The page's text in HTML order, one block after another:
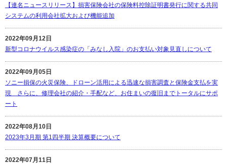
【連名ニュースリリース】損害保険会社の保険料控除証明書発行に関する共同
システムの利用会社拡大および機能追加
2022年09月12日
新型コロナウイルス感染症の「みなし入院」のお支払い対象見直しについて
2022年09月05日
ソニー損保の火災保険、ドローン活用による迅速な損害調査と保険金支払を実
現 さらに、修理会社の紹介・手配など、お住まいの復旧までトータルにサポ
ート
2022年08月10日
2023年3月期 第1四半期 決算概要について
2022年07月11日